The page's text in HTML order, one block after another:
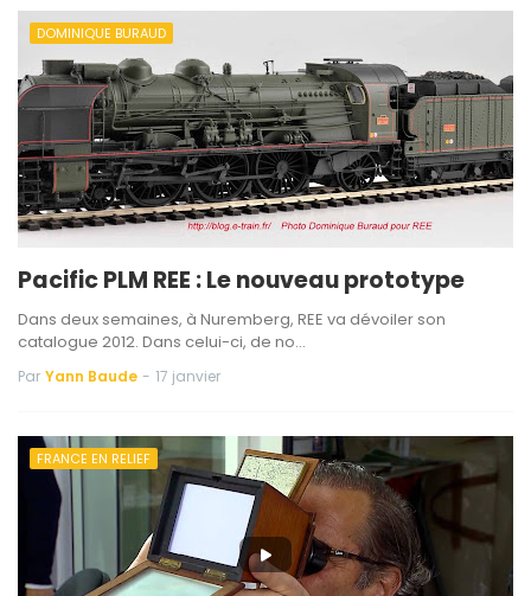
DOMINIQUE BURAUD
Pacific PLM REE : Le nouveau prototype
Dans deux semaines, à Nuremberg, REE va dévoiler son
catalogue 2012. Dans celui-ci, de no…
Par Yann Baude - 17 janvier
FRANCE EN RELIEF